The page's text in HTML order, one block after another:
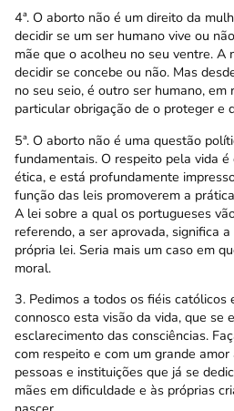
4ª. O aborto não é um direito da
decidir se um ser humano vive ou
mãe que o acolheu no seu ventre. A
decidir se concebe ou não. Mas
no seu seio, é outro ser humano,
particular obrigação de o proteger e
5ª. O aborto não é uma questão
fundamentais. O respeito pela vida
ética, e está profundamente
função das leis promoverem a
A lei sobre a qual os portugueses
referendo, a ser aprovada, significa
própria lei. Seria mais um caso em
moral.
3. Pedimos a todos os fiéis católicos
connosco esta visão da vida, que se
esclarecimento das consciências.
com respeito e com um grande amor
pessoas e instituições que já se
mães em dificuldade e às próprias